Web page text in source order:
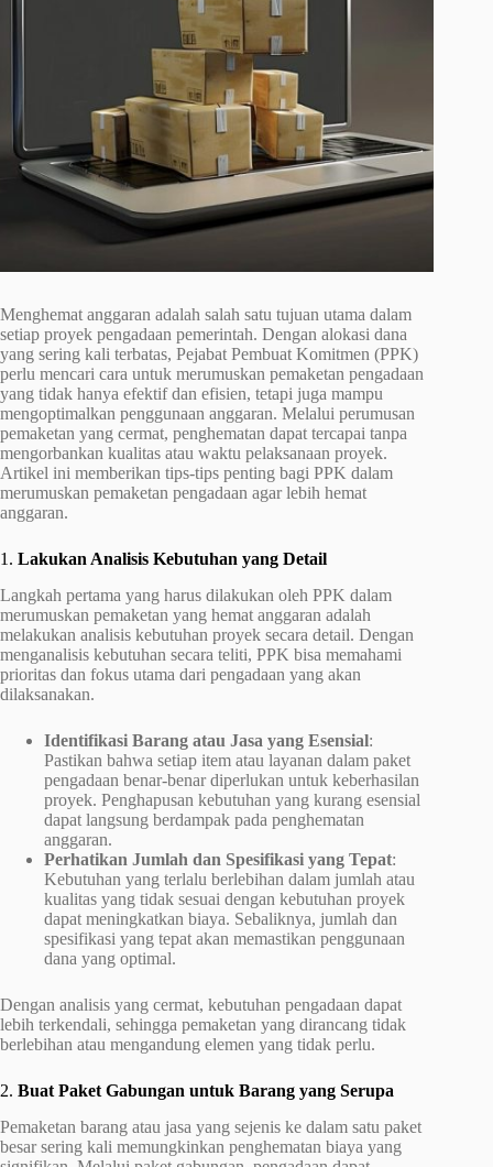
Menghemat anggaran adalah salah satu tujuan utama dalam
setiap proyek pengadaan pemerintah. Dengan alokasi dana
yang sering kali terbatas, Pejabat Pembuat Komitmen (PPK)
perlu mencari cara untuk merumuskan pemaketan pengadaan
yang tidak hanya efektif dan efisien, tetapi juga mampu
mengoptimalkan penggunaan anggaran. Melalui perumusan
pemaketan yang cermat, penghematan dapat tercapai tanpa
mengorbankan kualitas atau waktu pelaksanaan proyek.
Artikel ini memberikan tips-tips penting bagi PPK dalam
merumuskan pemaketan pengadaan agar lebih hemat
anggaran.
1. Lakukan Analisis Kebutuhan yang Detail
Langkah pertama yang harus dilakukan oleh PPK dalam
merumuskan pemaketan yang hemat anggaran adalah
melakukan analisis kebutuhan proyek secara detail. Dengan
menganalisis kebutuhan secara teliti, PPK bisa memahami
prioritas dan fokus utama dari pengadaan yang akan
dilaksanakan.
Identifikasi Barang atau Jasa yang Esensial:
Pastikan bahwa setiap item atau layanan dalam paket
pengadaan benar-benar diperlukan untuk keberhasilan
proyek. Penghapusan kebutuhan yang kurang esensial
dapat langsung berdampak pada penghematan
anggaran.
Perhatikan Jumlah dan Spesifikasi yang Tepat:
Kebutuhan yang terlalu berlebihan dalam jumlah atau
kualitas yang tidak sesuai dengan kebutuhan proyek
dapat meningkatkan biaya. Sebaliknya, jumlah dan
spesifikasi yang tepat akan memastikan penggunaan
dana yang optimal.
Dengan analisis yang cermat, kebutuhan pengadaan dapat
lebih terkendali, sehingga pemaketan yang dirancang tidak
berlebihan atau mengandung elemen yang tidak perlu.
2. Buat Paket Gabungan untuk Barang yang Serupa
Pemaketan barang atau jasa yang sejenis ke dalam satu paket
besar sering kali memungkinkan penghematan biaya yang